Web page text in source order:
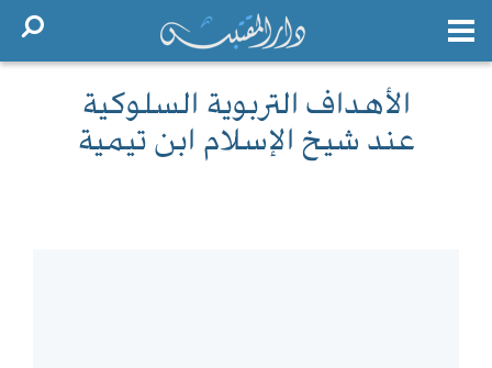
الأهداف التربوية السلوكية
عند شيخ الإسلام ابن تيمية